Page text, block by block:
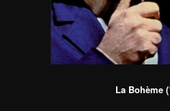
La Bohème